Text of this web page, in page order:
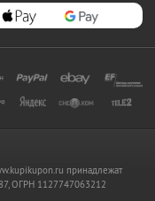
принадлежат
ОГРН 1127747063212